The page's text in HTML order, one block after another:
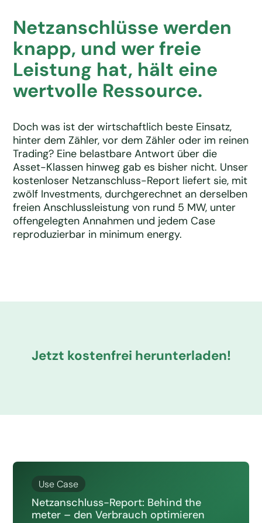
Netzanschlüsse werden
knapp, und wer freie
Leistung hat, hält eine
wertvolle Ressource.
Doch was ist der wirtschaftlich beste Einsatz,
hinter dem Zähler, vor dem Zähler oder im reinen
Trading? Eine belastbare Antwort über die
Asset-Klassen hinweg gab es bisher nicht. Unser
kostenloser Netzanschluss-Report liefert sie, mit
zwölf Investments, durchgerechnet an derselben
freien Anschlussleistung von rund 5 MW, unter
offengelegten Annahmen und jedem Case
reproduzierbar in minimum energy.
Jetzt kostenfrei herunterladen!
Use Case
Netzanschluss-Report: Behind the
meter – den Verbrauch optimieren